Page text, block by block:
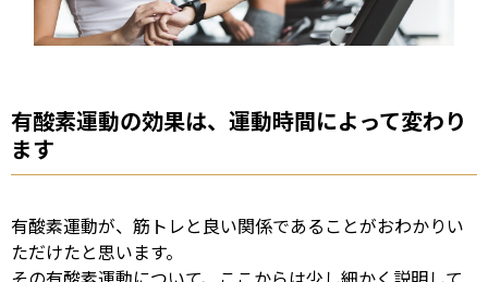
有酸素運動の効果は、運動時間によって変わり
ます
有酸素運動が、筋トレと良い関係であることがおわかりい
ただけたと思います。